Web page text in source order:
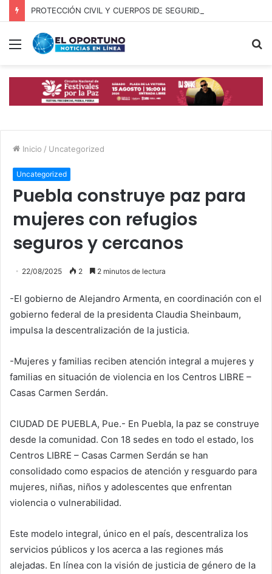
Menú
Inicio / Uncategorized
Uncategorized
Puebla construye paz para
mujeres con refugios
seguros y cercanos
22/08/2025 2 2 minutos de lectura
-El gobierno de Alejandro Armenta, en coordinación con el
gobierno federal de la presidenta Claudia Sheinbaum,
impulsa la descentralización de la justicia.
-Mujeres y familias reciben atención integral a mujeres y
familias en situación de violencia en los Centros LIBRE –
Casas Carmen Serdán.
CIUDAD DE PUEBLA, Pue.- En Puebla, la paz se construye
desde la comunidad. Con 18 sedes en todo el estado, los
Centros LIBRE – Casas Carmen Serdán se han
consolidado como espacios de atención y resguardo para
mujeres, niñas, niños y adolescentes que enfrentan
violencia o vulnerabilidad.
Este modelo integral, único en el país, descentraliza los
servicios públicos y los acerca a las regiones más
alejadas. En línea con la visión de justicia de género de la